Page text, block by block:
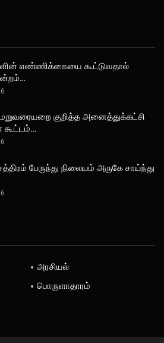
எண்ணிக்கையை கூட்டுவதால்
குறித்த அனைத்துக்கட்சி
கூட்டம்…
சத்திரம் பேருந்து நிலையம் அருகே சாய்ந்து
அரசியல்
பொருளாதாரம்